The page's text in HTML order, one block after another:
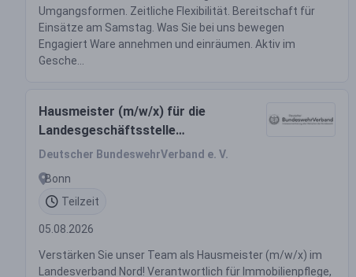
Umgangsformen. Zeitliche Flexibilität. Bereitschaft für
Einsätze am Samstag. Was Sie bei uns bewegen
Engagiert Ware annehmen und einräumen. Aktiv im
Gesche...
Hausmeister (m/w/x) für die
Landesgeschäftsstelle
Großenaspe als Minijob
Deutscher BundeswehrVerband e. V.
Bonn
Teilzeit
05.08.2026
Verstärken Sie unser Team als Hausmeister (m/w/x) im
Landesverband Nord! Verantwortlich für Immobilienpflege,